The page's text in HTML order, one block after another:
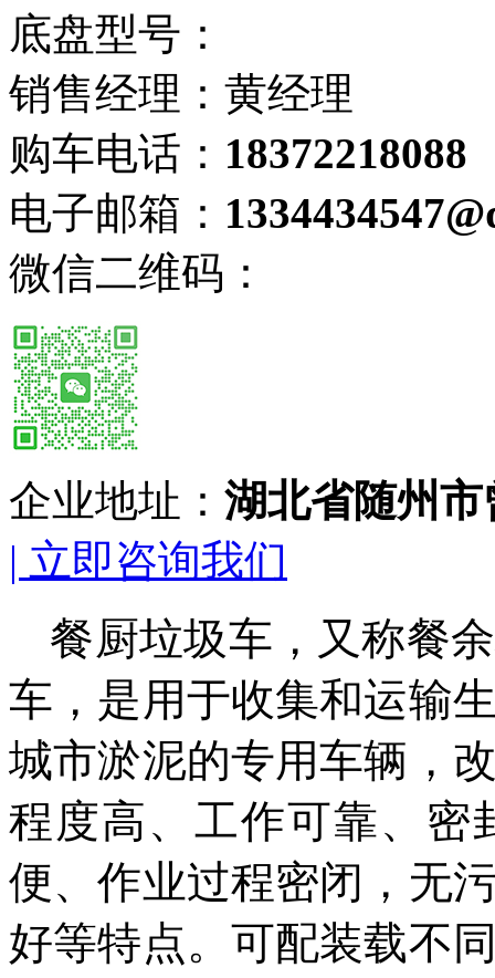
底盘型号：
销售经理：黄经理
购车电话： 18372218088
电子邮箱：
微信二维码：
企业地址： 湖北省随州
| 立即咨询我们
餐厨垃圾车，又称餐
车，是用于收集和运输
城市淤泥的专用车辆，
程度高、工作可靠、密
便、作业过程密闭，无
好等特点。可配装载不